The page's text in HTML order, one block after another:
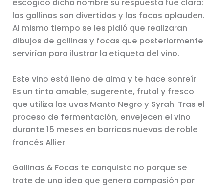
escogido dicho nombre su respuesta fue clara:
las gallinas son divertidas y las focas aplauden.
Al mismo tiempo se les pidió que realizaran
dibujos de gallinas y focas que posteriormente
servirían para ilustrar la etiqueta del vino.
Este vino está lleno de alma y te hace sonreír.
Es un tinto amable, sugerente, frutal y fresco
que utiliza las uvas Manto Negro y Syrah. Tras el
proceso de fermentación, envejecen el vino
durante 15 meses en barricas nuevas de roble
francés Allier.
Gallinas & Focas te conquista no porque se
trate de una idea que genera compasión por